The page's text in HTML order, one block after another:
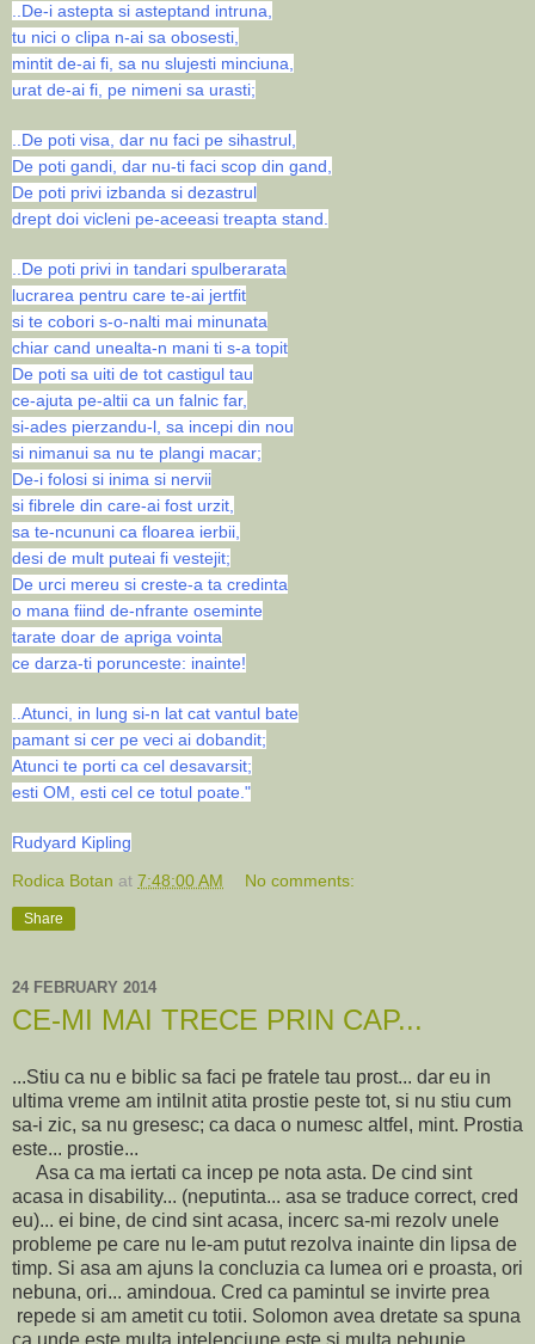
..De-i astepta si asteptand intruna,
tu nici o clipa n-ai sa obosesti,
mintit de-ai fi, sa nu slujesti minciuna,
urat de-ai fi, pe nimeni sa urasti;
..De poti visa, dar nu faci pe sihastrul,
De poti gandi, dar nu-ti faci scop din gand,
De poti privi izbanda si dezastrul
drept doi vicleni pe-aceeasi treapta stand.
..De poti privi in tandari spulberarata
lucrarea pentru care te-ai jertfit
si te cobori s-o-nalti mai minunata
chiar cand unealta-n mani ti s-a topit
De poti sa uiti de tot castigul tau
ce-ajuta pe-altii ca un falnic far,
si-ades pierzandu-l, sa incepi din nou
si nimanui sa nu te plangi macar;
De-i folosi si inima si nervii
si fibrele din care-ai fost urzit,
sa te-ncununi ca floarea ierbii,
desi de mult puteai fi vestejit;
De urci mereu si creste-a ta credinta
o mana fiind de-nfrante oseminte
tarate doar de apriga vointa
ce darza-ti porunceste: inainte!
..Atunci, in lung si-n lat cat vantul bate
pamant si cer pe veci ai dobandit;
Atunci te porti ca cel desavarsit;
esti OM, esti cel ce totul poate."
Rudyard Kipling
Rodica Botan at 7:48:00 AM No comments:
Share
24 FEBRUARY 2014
CE-MI MAI TRECE PRIN CAP...
...Stiu ca nu e biblic sa faci pe fratele tau prost... dar eu in
ultima vreme am intilnit atita prostie peste tot, si nu stiu cum
sa-i zic, sa nu gresesc; ca daca o numesc altfel, mint. Prostia
este... prostie...
Asa ca ma iertati ca incep pe nota asta. De cind sint
acasa in disability... (neputinta... asa se traduce correct, cred
eu)... ei bine, de cind sint acasa, incerc sa-mi rezolv unele
probleme pe care nu le-am putut rezolva inainte din lipsa de
timp. Si asa am ajuns la concluzia ca lumea ori e proasta, ori
nebuna, ori... amindoua. Cred ca pamintul se invirte prea
repede si am ametit cu totii. Solomon avea dretate sa spuna
ca unde este multa intelepciune este si multa nebunie.